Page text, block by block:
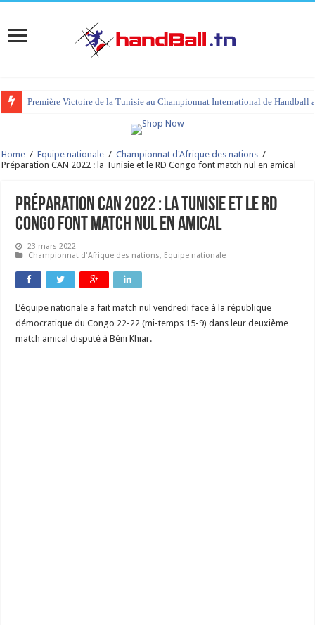
Première Victoire de la Tunisie au Championnat International de Handball
Home / Equipe nationale / Championnat d'Afrique des nations /
Préparation CAN 2022 : la Tunisie et le RD Congo font match nul en amical
Préparation CAN 2022 : la Tunisie et le RD
Congo font match nul en amical
23 mars 2022
Championnat d'Afrique des nations, Equipe nationale
L’équipe nationale a fait match nul vendredi face à la république
démocratique du Congo 22-22 (mi-temps 15-9) dans leur deuxième
match amical disputé à Béni Khiar.